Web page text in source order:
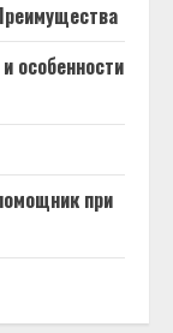
особенности
при